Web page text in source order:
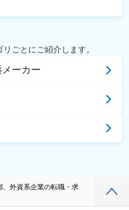
ごとにご紹介します。
ーカー
、外資系企業の転職・求